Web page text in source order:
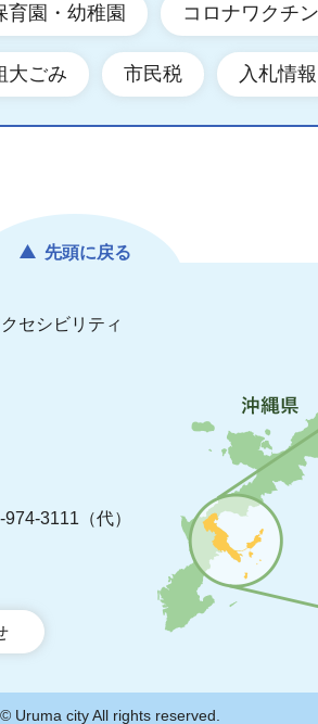
育園・幼稚園 コロナワクチン
大ごみ 市民税 入札情報
先頭に戻る
セシビリティ
3111（代）
Uruma city All rights reserved.